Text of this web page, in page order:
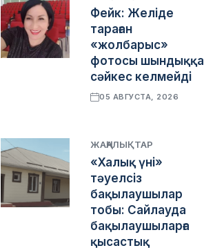
Фейк: Желіде
тараған
«жолбарыс»
фотосы шындыққа
сәйкес келмейді
05 АВГУСТА, 2026
ЖАҢАЛЫҚТАР
«Халық үні»
тәуелсіз
бақылаушылар
тобы: Сайлауда
бақылаушыларға
қысастық